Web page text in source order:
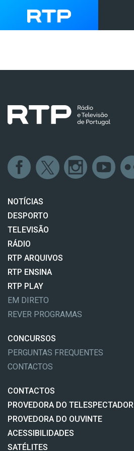
NOTÍCIAS
DESPORTO
TELEVISÃO
RÁDIO
RTP ARQUIVOS
RTP ENSINA
RTP PLAY
EM DIRETO
REVER PROGRAMAS
CONCURSOS
PERGUNTAS FREQUENTES
CONTACTOS
CONTACTOS
PROVEDORA DO TELESPECTADOR
PROVEDORA DO OUVINTE
ACESSIBILIDADES
SATÉLITES